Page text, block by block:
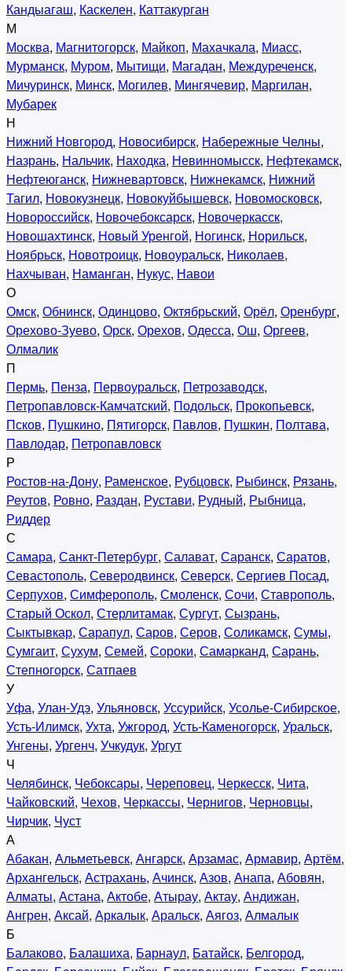
Кандыагаш, Каскелен, Каттакурган
М
Москва, Магнитогорск, Майкоп, Махачкала, Миасс,
Мурманск, Муром, Мытищи, Магадан, Междуреченск,
Мичуринск, Минск, Могилев, Мингячевир, Маргилан,
Мубарек
Н
Нижний Новгород, Новосибирск, Набережные Челны,
Назрань, Нальчик, Находка, Невинномысск, Нефтекамск,
Нефтеюганск, Нижневартовск, Нижнекамск, Нижний
Тагил, Новокузнецк, Новокуйбышевск, Новомосковск,
Новороссийск, Новочебоксарск, Новочеркасск,
Новошахтинск, Новый Уренгой, Ногинск, Норильск,
Ноябрьск, Новотроицк, Новоуральск, Николаев,
Нахчыван, Наманган, Нукус, Навои
О
Омск, Обнинск, Одинцово, Октябрьский, Орёл, Оренбург,
Орехово-Зуево, Орск, Орехов, Одесса, Ош, Оргеев,
Олмалик
П
Пермь, Пенза, Первоуральск, Петрозаводск,
Петропавловск-Камчатский, Подольск, Прокопьевск,
Псков, Пушкино, Пятигорск, Павлов, Пушкин, Полтава,
Павлодар, Петропавловск
Р
Ростов-на-Дону, Раменское, Рубцовск, Рыбинск, Рязань,
Реутов, Ровно, Раздан, Рустави, Рудный, Рыбница,
Риддер
С
Самара, Санкт-Петербург, Салават, Саранск, Саратов,
Севастополь, Северодвинск, Северск, Сергиев Посад,
Серпухов, Симферополь, Смоленск, Сочи, Ставрополь,
Старый Оскол, Стерлитамак, Сургут, Сызрань,
Сыктывкар, Сарапул, Саров, Серов, Соликамск, Сумы,
Сумгаит, Сухум, Семей, Сороки, Самарканд, Сарань,
Степногорск, Сатпаев
У
Уфа, Улан-Удэ, Ульяновск, Уссурийск, Усолье-Сибирское,
Усть-Илимск, Ухта, Ужгород, Усть-Каменогорск, Уральск,
Унгены, Ургенч, Учкудук, Ургут
Ч
Челябинск, Чебоксары, Череповец, Черкесск, Чита,
Чайковский, Чехов, Черкассы, Чернигов, Черновцы,
Чирчик, Чуст
А
Абакан, Альметьевск, Ангарск, Арзамас, Армавир, Артём,
Архангельск, Астрахань, Ачинск, Азов, Анапа, Абовян,
Алматы, Астана, Актобе, Атырау, Актау, Андижан,
Ангрен, Аксай, Аркалык, Аральск, Аягоз, Алмалык
Б
Балаково, Балашиха, Барнаул, Батайск, Белгород,